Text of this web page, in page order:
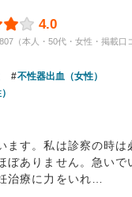
4.0
（本人・50代・女性・掲載口
不性器出血（女性）
ます。私は診察の時は
ぼありません。急いで
治療に力をいれ…